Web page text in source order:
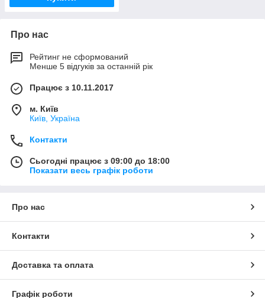
Про нас
Рейтинг не сформований
Менше 5 відгуків за останній рік
Працює з 10.11.2017
м. Київ
Київ, Україна
Контакти
Сьогодні працює з 09:00 до 18:00
Показати весь графік роботи
Про нас
Контакти
Доставка та оплата
Графік роботи